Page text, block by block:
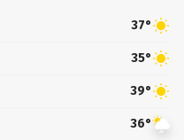
37°
35°
39°
36°